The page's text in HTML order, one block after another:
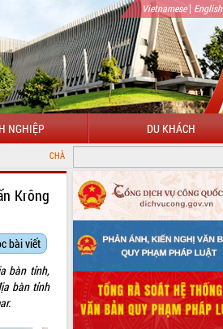
Vietnamese| English
NGHIỆP DU KHÁCH
MỪNG ĐẾN VỚI CỔNG THÔNG TIN ĐIỆN TỬ TỈNH ĐẮK LẮK
Krông
bài viết
bàn tỉnh,
bàn tỉnh